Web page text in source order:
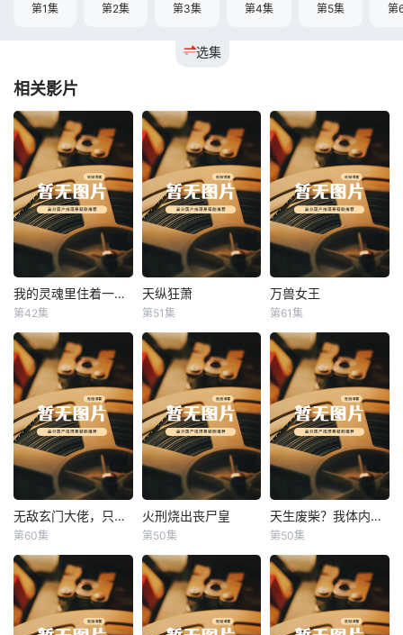
选集
第1集 第2集 第3集 第4集 第5集 第
相关影片
我的灵魂里住着一条龙 我的灵魂里住着一条龙
第42集
天纵狂萧
天纵狂萧
第51集
万兽女王
万兽女王
第61集
无敌玄门大佬，只听姐姐的话 无敌玄门大佬，只听姐姐的话
第60集
火刑烧出丧尸皇
火刑烧出丧尸皇
第50集
天生废柴？我体内有神血 天生废柴？我体内有神血
第50集